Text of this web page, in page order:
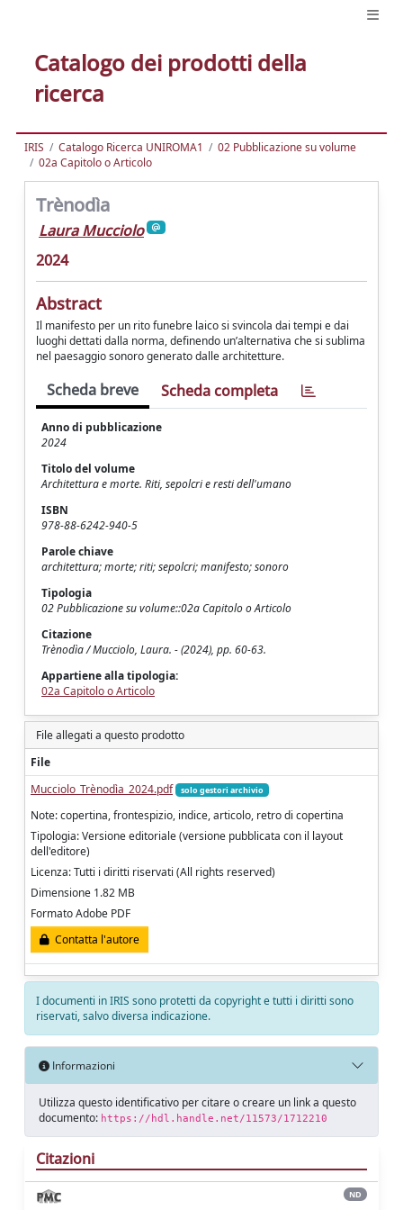
Catalogo dei prodotti della
ricerca
IRIS Catalogo Ricerca UNIROMA1
02 Pubblicazione su volume
02a Capitolo o Articolo
Trènodìa
Laura Mucciolo
2024
Abstract
Il manifesto per un rito funebre laico si svincola dai tempi e dai
luoghi dettati dalla norma, definendo un’alternativa che si sublima
nel paesaggio sonoro generato dalle architetture.
Scheda breve Scheda completa
Anno di pubblicazione
2024
Titolo del volume
Architettura e morte. Riti, sepolcri e resti dell'umano
ISBN
978-88-6242-940-5
Parole chiave
architettura; morte; riti; sepolcri; manifesto; sonoro
Tipologia
02 Pubblicazione su volume::02a Capitolo o Articolo
Citazione
Trènodìa / Mucciolo, Laura. - (2024), pp. 60-63.
Appartiene alla tipologia:
02a Capitolo o Articolo
File allegati a questo prodotto
File
Mucciolo_Trènodìa_2024.pdf
solo gestori archivio
Note: copertina, frontespizio, indice, articolo, retro di copertina
Tipologia: Versione editoriale (versione pubblicata con il layout
dell'editore)
Licenza: Tutti i diritti riservati (All rights reserved)
Dimensione 1.82 MB
Formato Adobe PDF
Contatta l'autore
I documenti in IRIS sono protetti da copyright e tutti i diritti sono
riservati, salvo diversa indicazione.
Informazioni
Utilizza questo identificativo per citare o creare un link a questo
documento: https://hdl.handle.net/11573/1712210
Citazioni
ND